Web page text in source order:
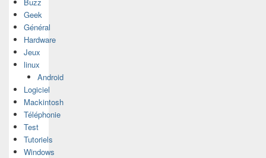
Geek
Général
Hardware
Jeux
linux
Android
Logiciel
Mackintosh
Téléphonie
Test
Tutoriels
Windows